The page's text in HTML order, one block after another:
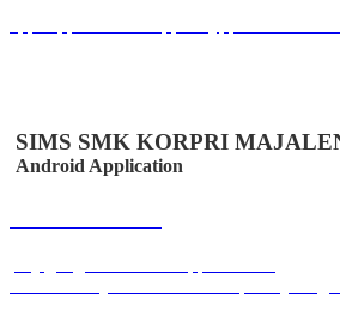
SIMS SMK KORPRI
Android Application